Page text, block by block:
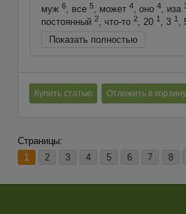
муж 6, все 5, может 4, оно 4, иза
постоянный 2, что-то 2, 20 1, 3 1,
Показать полностью
Купить статью Отложить в корзину
Страницы:
1
2 3 4 5 6 7 8